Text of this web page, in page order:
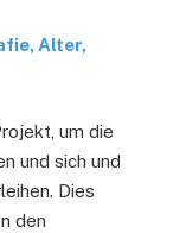
Alter,
um die
und sich und
Dies
den